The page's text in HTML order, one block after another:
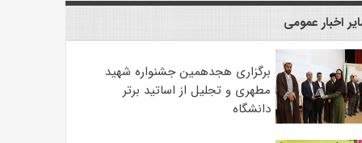
اخبار عمومی
برگزاری هجدهمین جشنواره شهید
مطهری و تجلیل از اساتید برتر
دانشگاه